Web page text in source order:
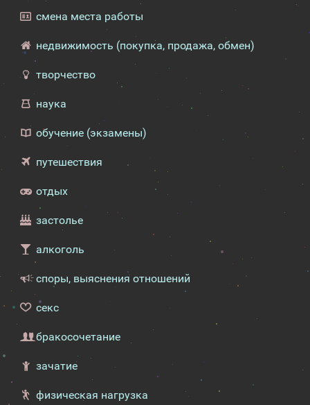
смена места работы
недвижимость (покупка, продажа, обмен)
творчество
наука
обучение (экзамены)
путешествия
отдых
застолье
алкоголь
споры, выяснения отношений
секс
бракосочетание
зачатие
физическая нагрузка